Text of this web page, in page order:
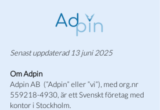
Senast uppdaterad 13 juni 2025
Om Adpin
Adpin AB (”Adpin” eller ”vi”), med org.nr
559218-4930, är ett Svenskt företag med
kontor i Stockholm.